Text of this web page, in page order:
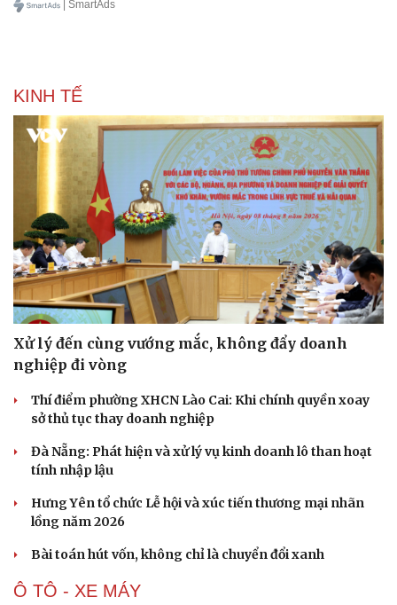
Sức khỏe
Dinh dưỡng - món ngon
Sản phụ khoa
Nhi khoa
Nam khoa
Làm đẹp - giảm cân
Phòng mạch online
Ăn sạch sống khỏe
Đời sống
Tình yêu - Gia đình
| SmartAds
KINH TẾ
Xử lý đến cùng vướng mắc, không đẩy doanh
nghiệp đi vòng
Thí điểm phường XHCN Lào Cai: Khi chính quyền xoay
sở thủ tục thay doanh nghiệp
Đà Nẵng: Phát hiện và xử lý vụ kinh doanh lô than hoạt
tính nhập lậu
Hưng Yên tổ chức Lễ hội và xúc tiến thương mại nhãn
lồng năm 2026
Bài toán hút vốn, không chỉ là chuyển đổi xanh
Ô TÔ - XE MÁY